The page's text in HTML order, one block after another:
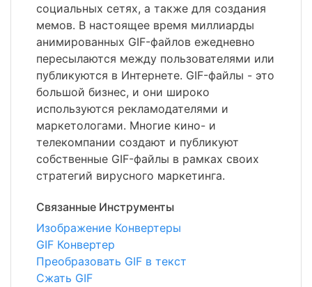
социальных сетях, а также для создания
мемов. В настоящее время миллиарды
анимированных GIF-файлов ежедневно
пересылаются между пользователями или
публикуются в Интернете. GIF-файлы - это
большой бизнес, и они широко
используются рекламодателями и
маркетологами. Многие кино- и
телекомпании создают и публикуют
собственные GIF-файлы в рамках своих
стратегий вирусного маркетинга.
Связанные Инструменты
Изображение Конвертеры
GIF Конвертер
Преобразовать GIF в текст
Сжать GIF